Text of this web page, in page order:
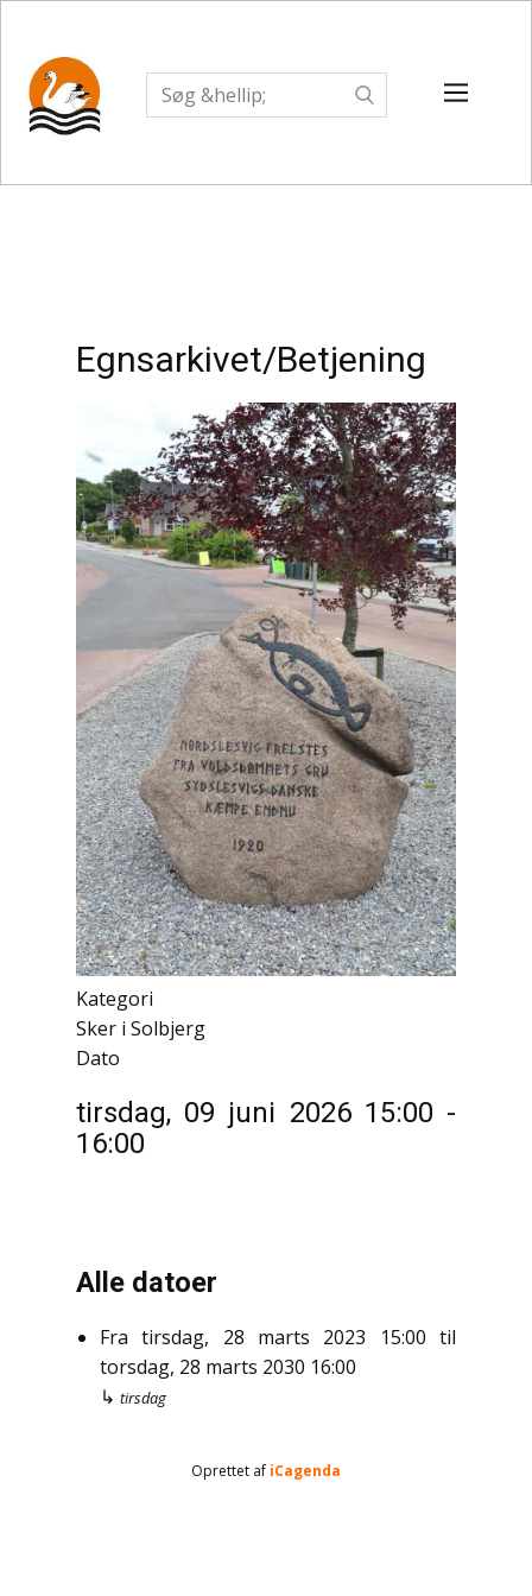
Egnsarkivet/Betjening
Kategori
Sker i Solbjerg
Dato
tirsdag, 09 juni 2026 15:00 -
16:00
Alle datoer
Fra tirsdag, 28 marts 2023 15:00 til
torsdag, 28 marts 2030 16:00
↳ tirsdag
Oprettet af iCagenda